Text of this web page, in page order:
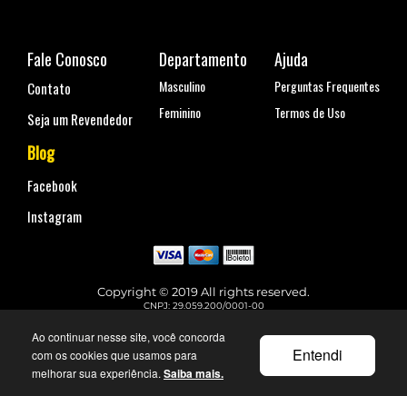
Ao continuar nesse site, você concorda
com os cookies que usamos para
melhorar sua experiência. Saiba mais.
Entendi
Fale Conosco
Contato
Seja um Revendedor
Blog
Facebook
Instagram
Departamento
Masculino
Feminino
Ajuda
Perguntas Frequentes
Termos de Uso
Copyright © 2019 All rights reserved.
CNPJ: 29.059.200/0001-00
Telefone para contato: (11) 99144-4129
faleconosco@urbane.com.br